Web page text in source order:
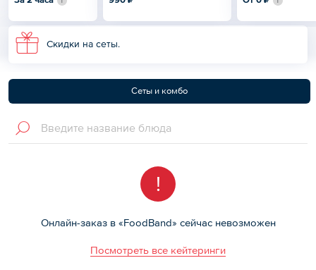
Скидки на сеты.
Сеты и комбо
!
Онлайн-заказ в «FoodBand» сейчас невозможен
Посмотреть все кейтеринги